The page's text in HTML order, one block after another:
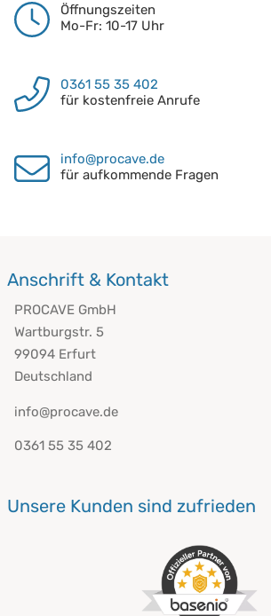
Öffnungszeiten
Mo-Fr: 10-17 Uhr
0361 55 35 402
für kostenfreie Anrufe
info@procave.de
für aufkommende Fragen
Anschrift & Kontakt
PROCAVE GmbH
Wartburgstr. 5
99094 Erfurt
Deutschland
info@procave.de
0361 55 35 402
Unsere Kunden sind zufrieden